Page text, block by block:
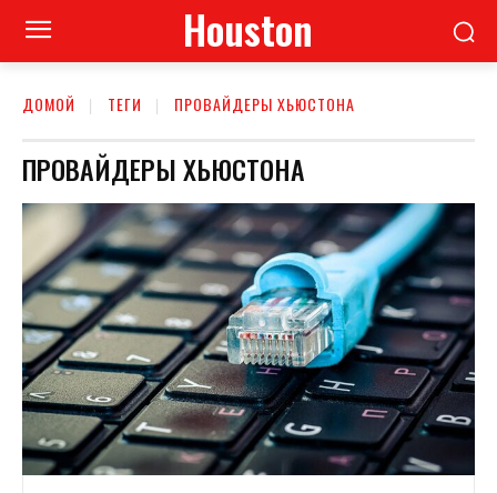
Houston
ДОМОЙ ТЕГИ ПРОВАЙДЕРЫ ХЬЮСТОНА
ПРОВАЙДЕРЫ ХЬЮСТОНА